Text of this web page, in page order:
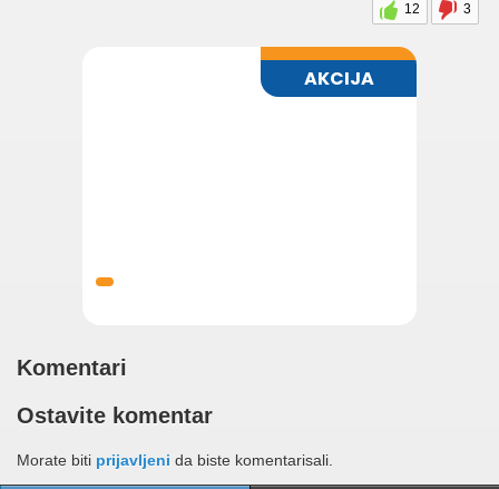
12 3
Komentari
Ostavite komentar
Morate biti prijavljeni da biste komentarisali.